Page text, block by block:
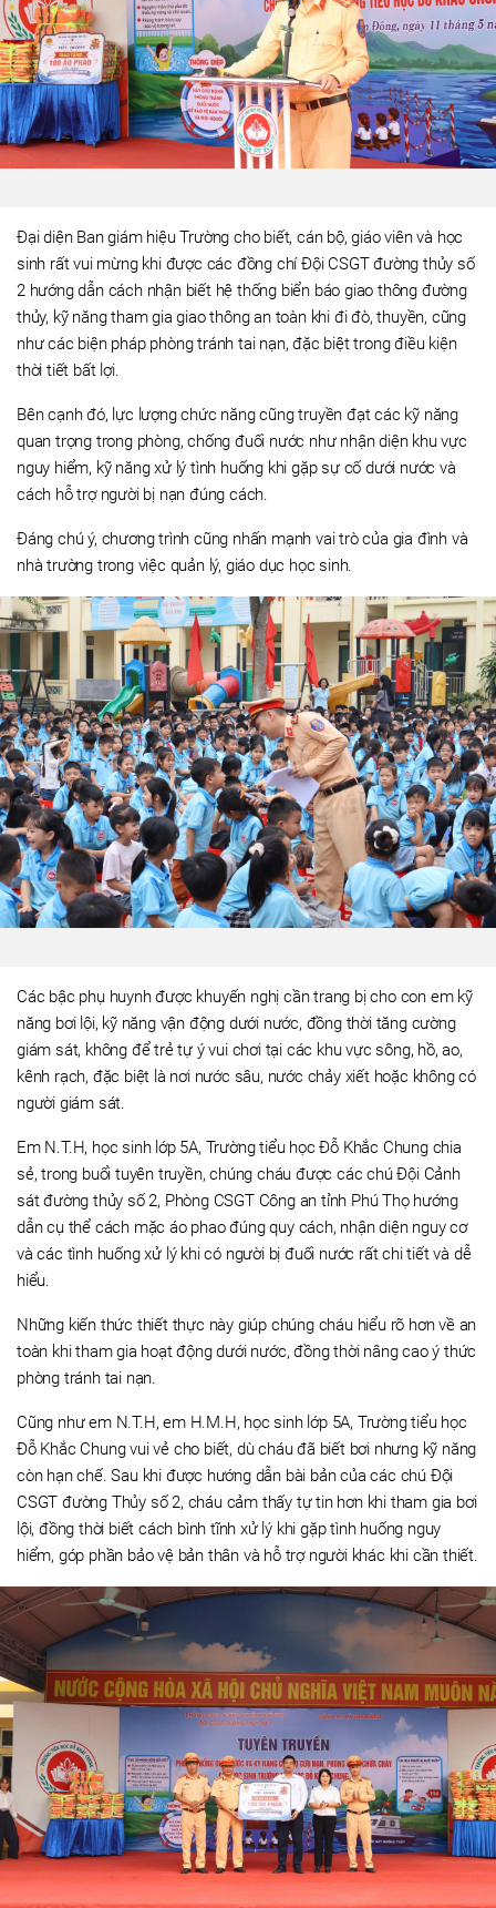
Đại diện Ban giám hiệu Trường cho biết, cán bộ, giáo viên và học
sinh rất vui mừng khi được các đồng chí Đội CSGT đường thủy số
2 hướng dẫn cách nhận biết hệ thống biển báo giao thông đường
thủy, kỹ năng tham gia giao thông an toàn khi đi đò, thuyền, cũng
như các biện pháp phòng tránh tai nạn, đặc biệt trong điều kiện
thời tiết bất lợi.
Bên cạnh đó, lực lượng chức năng cũng truyền đạt các kỹ năng
quan trọng trong phòng, chống đuối nước như nhận diện khu vực
nguy hiểm, kỹ năng xử lý tình huống khi gặp sự cố dưới nước và
cách hỗ trợ người bị nạn đúng cách.
Đáng chú ý, chương trình cũng nhấn mạnh vai trò của gia đình và
nhà trường trong việc quản lý, giáo dục học sinh.
Các bậc phụ huynh được khuyến nghị cần trang bị cho con em kỹ
năng bơi lội, kỹ năng vận động dưới nước, đồng thời tăng cường
giám sát, không để trẻ tự ý vui chơi tại các khu vực sông, hồ, ao,
kênh rạch, đặc biệt là nơi nước sâu, nước chảy xiết hoặc không có
người giám sát.
Em N.T.H, học sinh lớp 5A, Trường tiểu học Đỗ Khắc Chung chia
sẻ, trong buổi tuyên truyền, chúng cháu được các chú Đội Cảnh
sát đường thủy số 2, Phòng CSGT Công an tỉnh Phú Thọ hướng
dẫn cụ thể cách mặc áo phao đúng quy cách, nhận diện nguy cơ
và các tình huống xử lý khi có người bị đuối nước rất chi tiết và dễ
hiểu.
Những kiến thức thiết thực này giúp chúng cháu hiểu rõ hơn về an
toàn khi tham gia hoạt động dưới nước, đồng thời nâng cao ý thức
phòng tránh tai nạn.
Cũng như em N.T.H, em H.M.H, học sinh lớp 5A, Trường tiểu học
Đỗ Khắc Chung vui vẻ cho biết, dù cháu đã biết bơi nhưng kỹ năng
còn hạn chế. Sau khi được hướng dẫn bài bản của các chú Đội
CSGT đường Thủy số 2, cháu cảm thấy tự tin hơn khi tham gia bơi
lội, đồng thời biết cách bình tĩnh xử lý khi gặp tình huống nguy
hiểm, góp phần bảo vệ bản thân và hỗ trợ người khác khi cần thiết.